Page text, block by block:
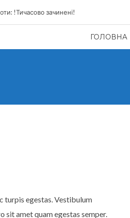
!Тичасово зачинені!
ГОЛОВНА
turpis egestas. Vestibulum
sit amet quam egestas semper.